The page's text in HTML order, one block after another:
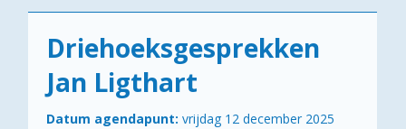
Driehoeksgesprekken
Jan Ligthart
Datum agendapunt: vrijdag 12 december 2025